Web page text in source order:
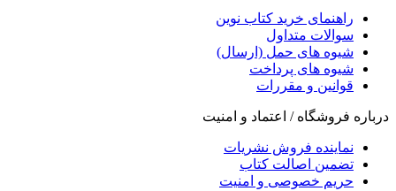
راهنمای خرید کتاب نوین
سوالات متداول
شیوه های حمل (ارسال)
شیوه های پرداخت
قوانین و مقررات
درباره فروشگاه / اعتماد و امنیت
نماینده فروش نشریات
تضمین اصالت کتاب
حریم خصوصی و امنیت